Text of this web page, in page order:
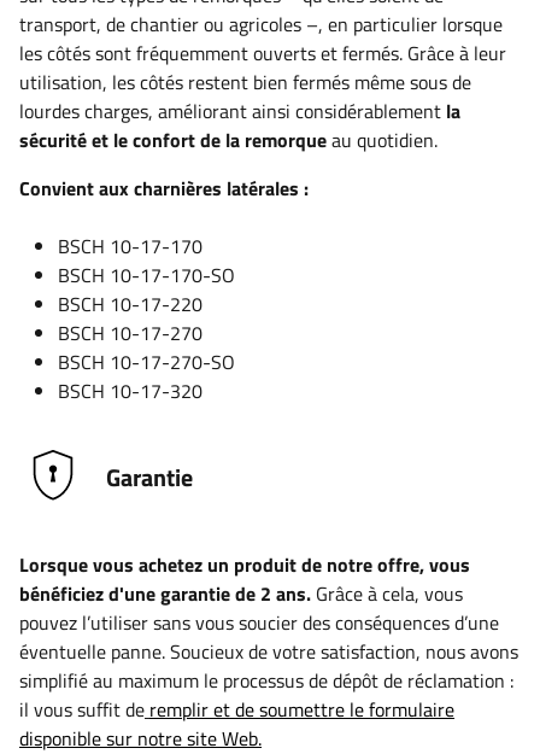
transport, de chantier ou agricoles –, en particulier lorsque
les côtés sont fréquemment ouverts et fermés. Grâce à leur
utilisation, les côtés restent bien fermés même sous de
lourdes charges, améliorant ainsi considérablement la
sécurité et le confort de la remorqueau quotidien.
Convient aux charnières latérales :
BSCH 10-17-170
BSCH 10-17-170-SO
BSCH 10-17-220
BSCH 10-17-270
BSCH 10-17-270-SO
BSCH 10-17-320
Garantie
Lorsque vous achetez un produit de notre offre, vous
bénéficiez d'une garantie de 2 ans. Grâce à cela, vous
pouvez l’utiliser sans vous soucier des conséquences d’une
éventuelle panne. Soucieux de votre satisfaction, nous avons
simplifié au maximum le processus de dépôt de réclamation :
il vous suffit de remplir et de soumettre le formulaire
disponible sur notre site Web.